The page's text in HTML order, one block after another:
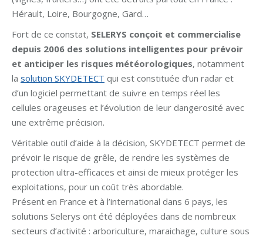
Hérault, Loire, Bourgogne, Gard…
Fort de ce constat, SELERYS conçoit et commercialise
depuis 2006 des solutions intelligentes pour prévoir
et anticiper les risques météorologiques, notamment
la solution SKYDETECT qui est constituée d’un radar et
d’un logiciel permettant de suivre en temps réel les
cellules orageuses et l’évolution de leur dangerosité avec
une extrême précision.
Véritable outil d’aide à la décision, SKYDETECT permet de
prévoir le risque de grêle, de rendre les systèmes de
protection ultra-efficaces et ainsi de mieux protéger les
exploitations, pour un coût très abordable.
Présent en France et à l’international dans 6 pays, les
solutions Selerys ont été déployées dans de nombreux
secteurs d’activité : arboriculture, maraichage, culture sous